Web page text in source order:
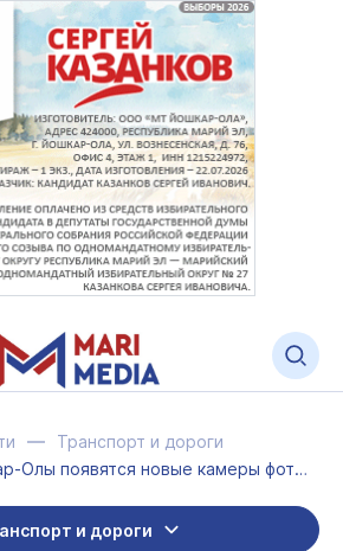
Транспорт и дороги
На улицах Йошкар-Олы появятся новые камеры фотовидеофиксации
и дороги